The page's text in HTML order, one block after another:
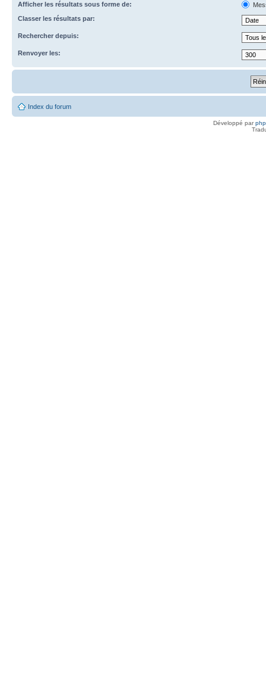
Afficher les résultats sous forme de:
Classer les résultats par:
Rechercher depuis:
Renvoyer les:
Index du forum
Développé par